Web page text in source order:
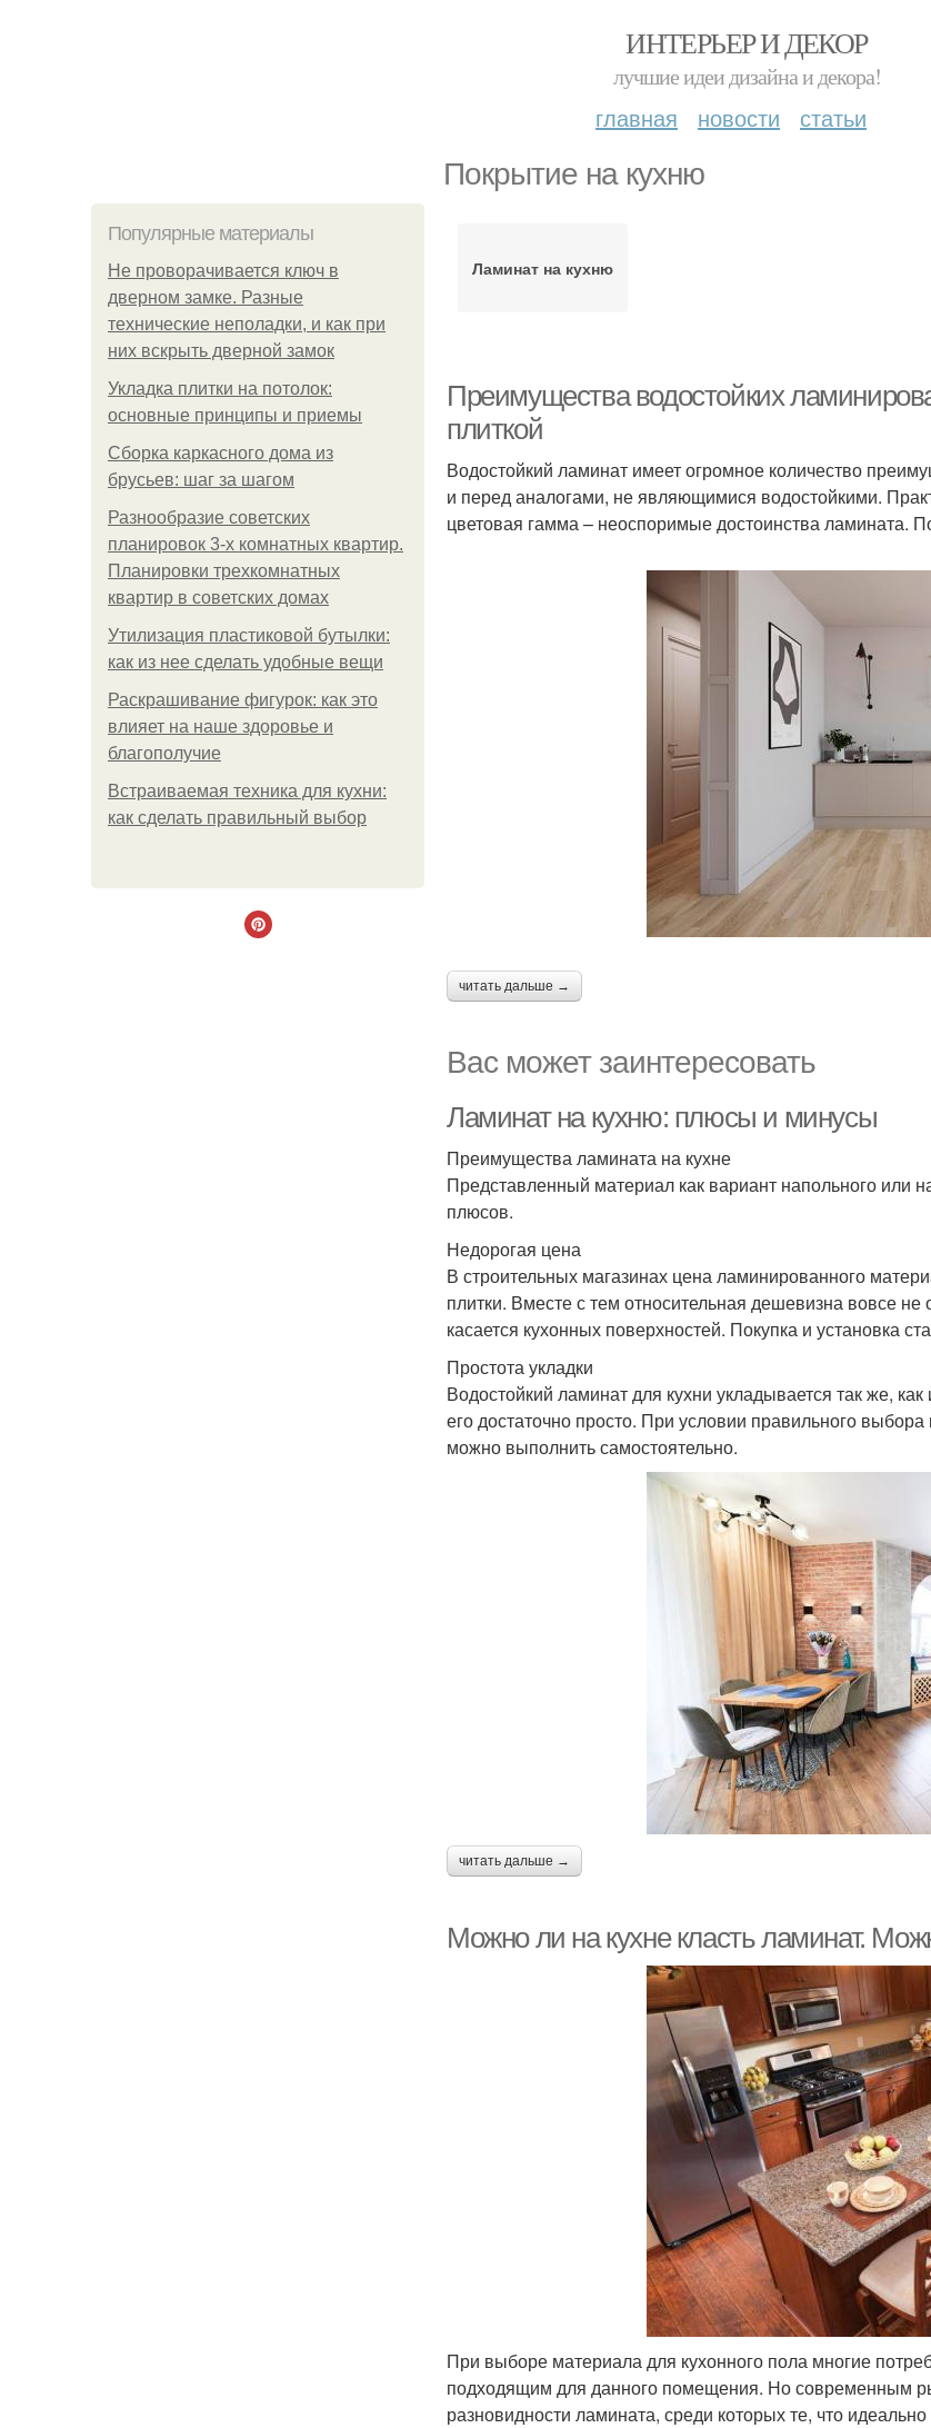
ИНТЕРЬЕР И ДЕКОР
лучшие идеи дизайна и декора!
главная новости статьи
Покрытие на кухню
Популярные материалы
Не проворачивается ключ в
дверном замке. Разные
технические неполадки, и как при
них вскрыть дверной замок
Укладка плитки на потолок:
основные принципы и приемы
Сборка каркасного дома из
брусьев: шаг за шагом
Разнообразие советских
планировок 3-х комнатных квартир.
Планировки трехкомнатных
квартир в советских домах
Утилизация пластиковой бутылки:
как из нее сделать удобные вещи
Раскрашивание фигурок: как это
влияет на наше здоровье и
благополучие
Встраиваемая техника для кухни:
как сделать правильный выбор
Ламинат на кухню
Преимущества водостойких
плиткой
Водостойкий ламинат имеет огромное количество
и перед аналогами, не являющимися водостойкими.
цветовая гамма – неоспоримые достоинства ламината.
читать дальше →
Вас может заинтересовать
Ламинат на кухню: плюсы и минусы
Преимущества ламината на кухне
Представленный материал как вариант напольного или
плюсов.
Недорогая цена
В строительных магазинах цена ламинированного
плитки. Вместе с тем относительная дешевизна вовсе не
касается кухонных поверхностей. Покупка и установка
Простота укладки
Водостойкий ламинат для кухни укладывается так же,
его достаточно просто. При условии правильного
можно выполнить самостоятельно.
читать дальше →
Можно ли на кухне класть ламинат.
При выборе материала для кухонного пола многие
подходящим для данного помещения. Но современным
разновидности ламината, среди которых те, что